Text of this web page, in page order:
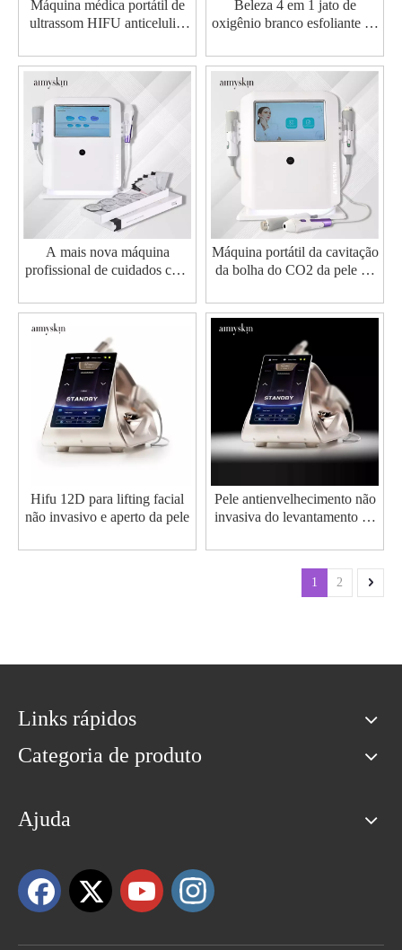
Máquina médica portátil de
ultrassom HIFU anticelulite
Beleza 4 em 1 jato de
oxigênio branco esfoliante de
máquina de rejuvenescimento
A mais nova máquina
profissional de cuidados com
Jet
Máquina portátil da cavitação
da bolha do CO2 da pele da
oxigênio
Hifu 12D para lifting facial
não invasivo e aperto da pele
Pele antienvelhecimento não
invasiva do levantamento de
máquina de Hifu
1 2
Links rápidos
Categoria de produto
Ajuda